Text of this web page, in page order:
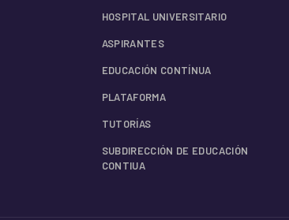
HOSPITAL UNIVERSITARIO
ASPIRANTES
EDUCACIÓN CONTÍNUA
PLATAFORMA
TUTORÍAS
SUBDIRECCIÓN DE EDUCACIÓN
CONTIUA